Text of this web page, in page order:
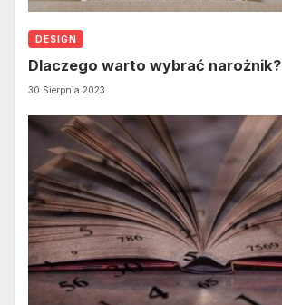
DESIGN
Dlaczego warto wybrać narożnik?
30 Sierpnia 2023